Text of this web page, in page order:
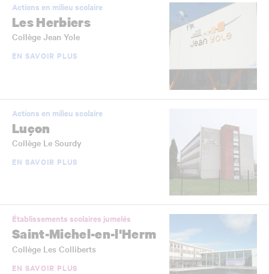
Actions en milieu scolaire
Les Herbiers
Collège Jean Yole
EN SAVOIR PLUS
Actions en milieu scolaire
Luçon
Collège Le Sourdy
EN SAVOIR PLUS
Établissements scolaires jumelés
Saint-Michel-en-l'Herm
Collège Les Colliberts
EN SAVOIR PLUS